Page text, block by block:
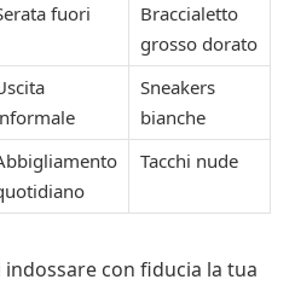
fuori
Braccialetto
grosso dorato
Sneakers
bianche
Tacchi nude
con fiducia la tua